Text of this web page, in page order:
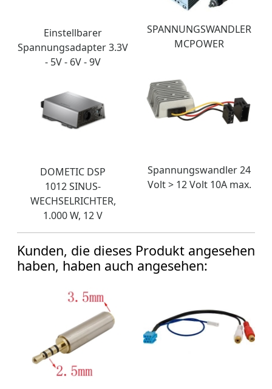
Einstellbarer
Spannungsadapter 3.3V
- 5V - 6V - 9V
SPANNUNGSWANDLER
MCPOWER
DOMETIC DSP
1012 SINUS-
WECHSELRICHTER,
1.000 W, 12 V
Spannungswandler 24
Volt > 12 Volt 10A max.
Kunden, die dieses Produkt angesehen
haben, haben auch angesehen: